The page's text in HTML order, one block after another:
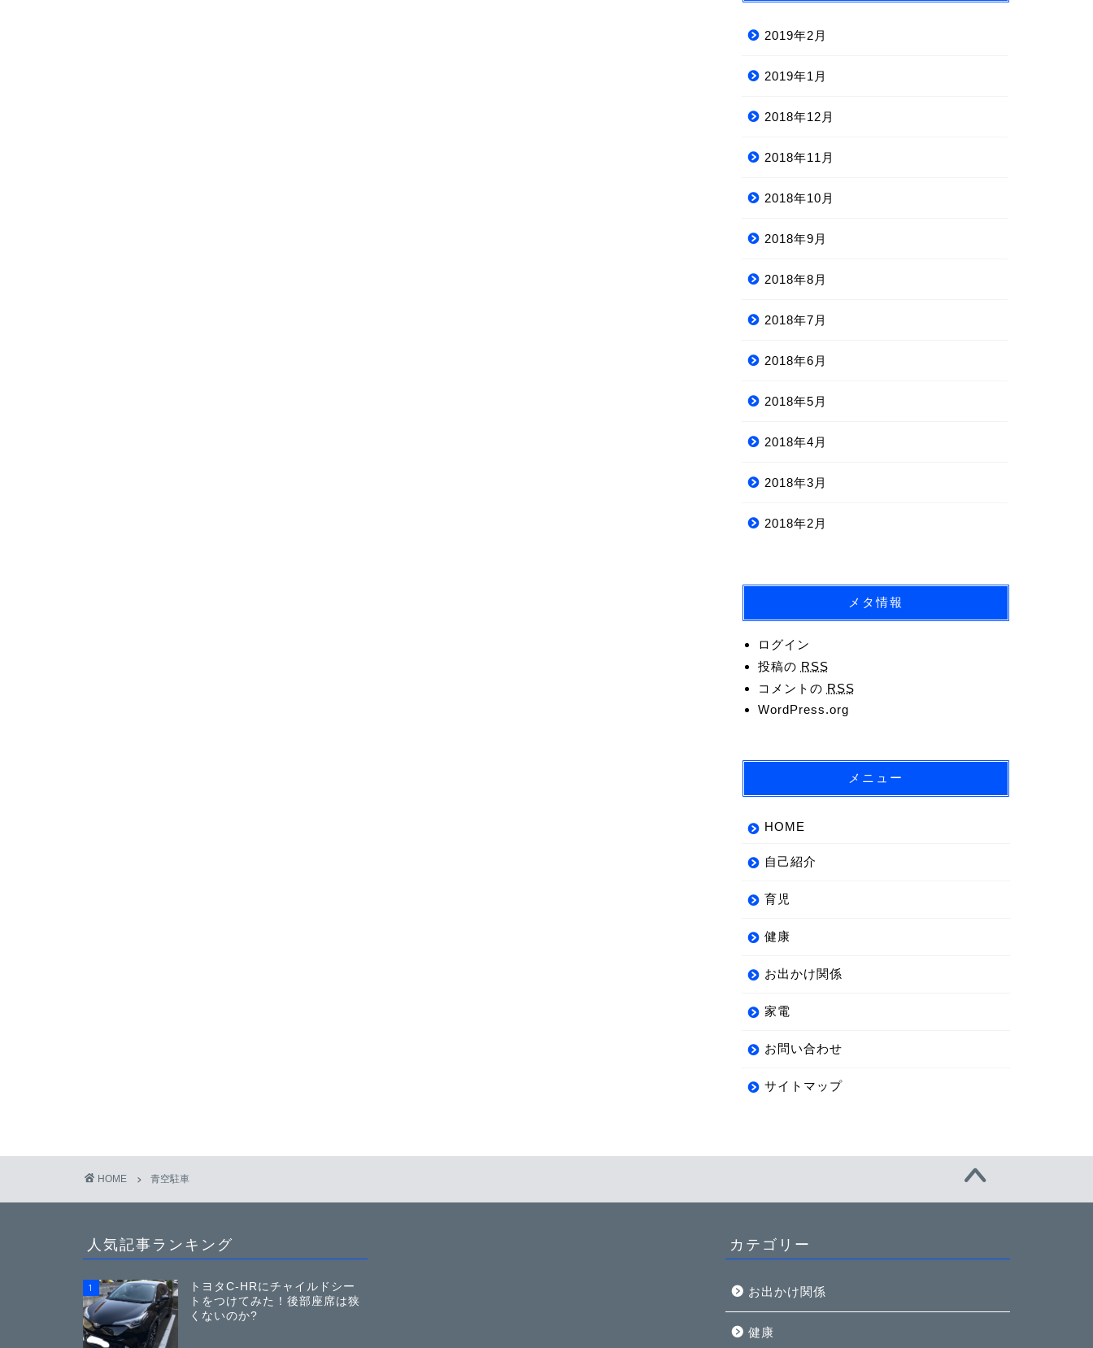
2019年2月
2019年1月
2018年12月
2018年11月
2018年10月
2018年9月
2018年8月
2018年7月
2018年6月
2018年5月
2018年4月
2018年3月
2018年2月
メタ情報
ログイン
投稿の RSS
コメントの RSS
WordPress.org
メニュー
HOME
自己紹介
育児
健康
お出かけ関係
家電
お問い合わせ
サイトマップ
HOME 青空駐車
人気記事ランキング
1
トヨタC-HRにチャイルドシー
トをつけてみた！後部座席は狭
くないのか?
カテゴリー
お出かけ関係
健康